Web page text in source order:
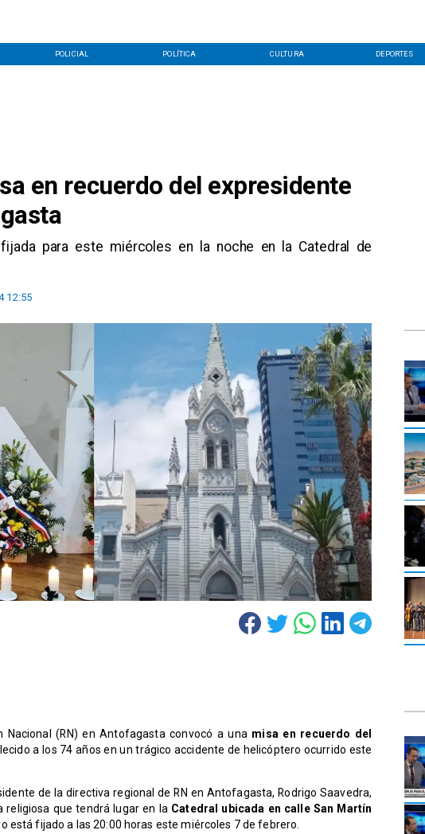
POLICIAL POLÍTICA CULTURA DEPORTES
en recuerdo del expresidente
para este miércoles en la noche en la Catedral de
12:55
Nacional (RN) en Antofagasta convocó a una misa en recuerdo del
a los 74 años en un trágico accidente de helicóptero ocurrido este
de la directiva regional de RN en Antofagasta, Rodrigo Saavedra,
religiosa que tendrá lugar en la Catedral ubicada en calle San Martín
está fijado a las 20:00 horas este miércoles 7 de febrero.